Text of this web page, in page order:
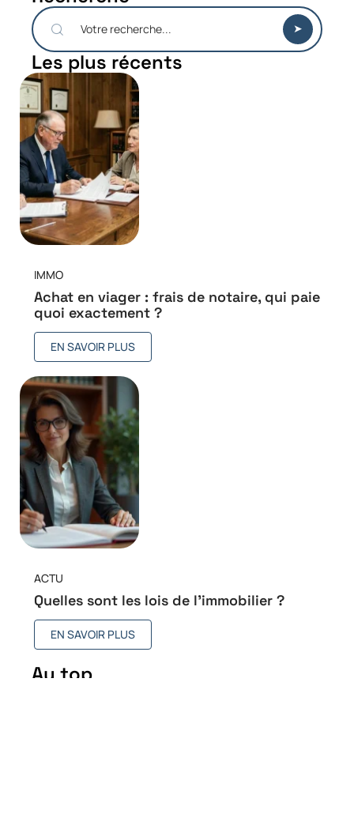
Les plus récents
IMMO
Achat en viager : frais de notaire, qui paie
quoi exactement ?
EN SAVOIR PLUS
ACTU
Quelles sont les lois de l’immobilier ?
EN SAVOIR PLUS
Au top